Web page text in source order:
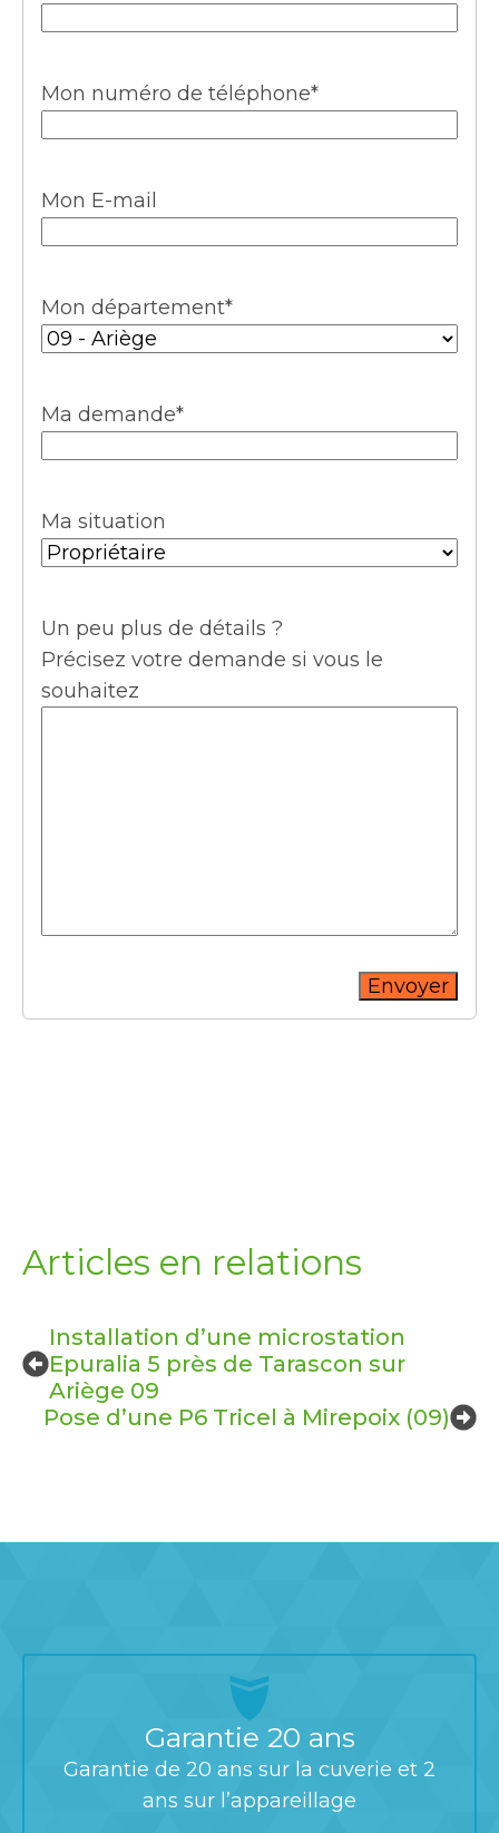
Mon numéro de téléphone*
Mon E-mail
Mon département*
Ma demande*
Ma situation
Un peu plus de détails ?
Précisez votre demande si vous le
souhaitez
Envoyer
Articles en relations
Installation d’une microstation
Epuralia 5 près de Tarascon sur
Ariège 09
Pose d’une P6 Tricel à Mirepoix (09)
Garantie 20 ans
Garantie de 20 ans sur la cuverie et 2
ans sur l’appareillage